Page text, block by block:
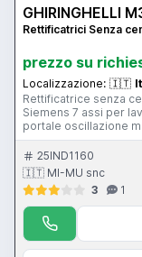
GHIRINGHELLI
Rettificatrici Senza
prezzo su
Localizzazione: 🇮🇹
Rettificatrice senza centri GHIRINGHELLI M300
Siemens 7 assi per lavorazioni a tuffo, completa di caricatore a
portale oscillazione mandrino mola fino a
610mm di diametro Per informazioni e prezzi contattateci senza
impegno. La macchina è visibile nel ns magazzino di Gussago (BS)
Mimu Macchine Utensili rettifica senza centri CNC
grinding machine
Rundschliefmaschine
25IND1160
🇮🇹 MI-MU snc
3
1